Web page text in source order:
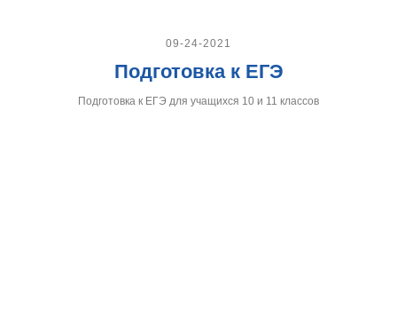
09-24-2021
Подготовка к ЕГЭ
Подготовка к ЕГЭ для учащихся 10 и 11 классов